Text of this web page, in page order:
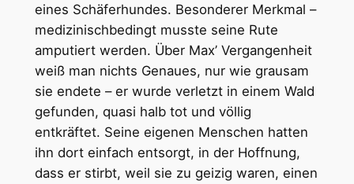
eines Schäferhundes. Besonderer Merkmal –
medizinischbedingt musste seine Rute
amputiert werden. Über Max’ Vergangenheit
weiß man nichts Genaues, nur wie grausam
sie endete – er wurde verletzt in einem Wald
gefunden, quasi halb tot und völlig
entkräftet. Seine eigenen Menschen hatten
ihn dort einfach entsorgt, in der Hoffnung,
dass er stirbt, weil sie zu geizig waren, einen